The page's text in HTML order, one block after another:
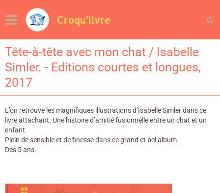
Croqu'livre
Tête-à-tête avec mon chat / Isabelle
Simler. - Editions courtes et longues,
2017
L’on retrouve les magnifiques illustrations d’Isabelle Simler dans ce
livre attachant. Une histoire d’amitié fusionnelle entre un chat et un
enfant.
Plein de sensible et de finesse dans ce grand et bel album.
Dès 5 ans.